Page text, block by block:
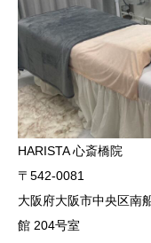
HARISTA 心斎橋院
〒542-0081
大阪府大阪市中央区南
館 204号室